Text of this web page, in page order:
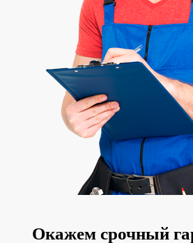
Окажем срочный